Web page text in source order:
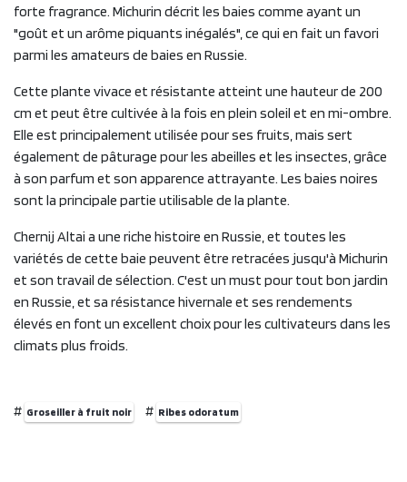
forte fragrance. Michurin décrit les baies comme ayant un
"goût et un arôme piquants inégalés", ce qui en fait un favori
parmi les amateurs de baies en Russie.
Cette plante vivace et résistante atteint une hauteur de 200
cm et peut être cultivée à la fois en plein soleil et en mi-ombre.
Elle est principalement utilisée pour ses fruits, mais sert
également de pâturage pour les abeilles et les insectes, grâce
à son parfum et son apparence attrayante. Les baies noires
sont la principale partie utilisable de la plante.
Chernij Altai a une riche histoire en Russie, et toutes les
variétés de cette baie peuvent être retracées jusqu'à Michurin
et son travail de sélection. C'est un must pour tout bon jardin
en Russie, et sa résistance hivernale et ses rendements
élevés en font un excellent choix pour les cultivateurs dans les
climats plus froids.
# Groseiller à fruit noir # Ribes odoratum